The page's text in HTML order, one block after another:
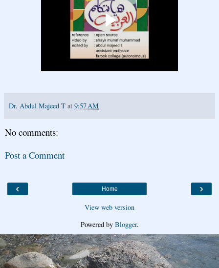
Dr. Abdul Majeed T at 9:57 AM
No comments:
Post a Comment
‹ ›
Home
View web version
Powered by Blogger.